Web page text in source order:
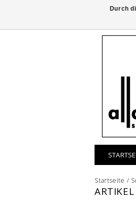
Startseite /
Durch